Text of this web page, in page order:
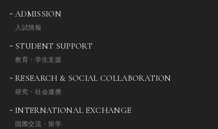
ADMISSION
入試情報
STUDENT SUPPORT
教育・学生支援
RESEARCH & SOCIAL COLLABORATION
研究・社会連携
INTERNATIONAL EXCHANGE
国際交流・留学